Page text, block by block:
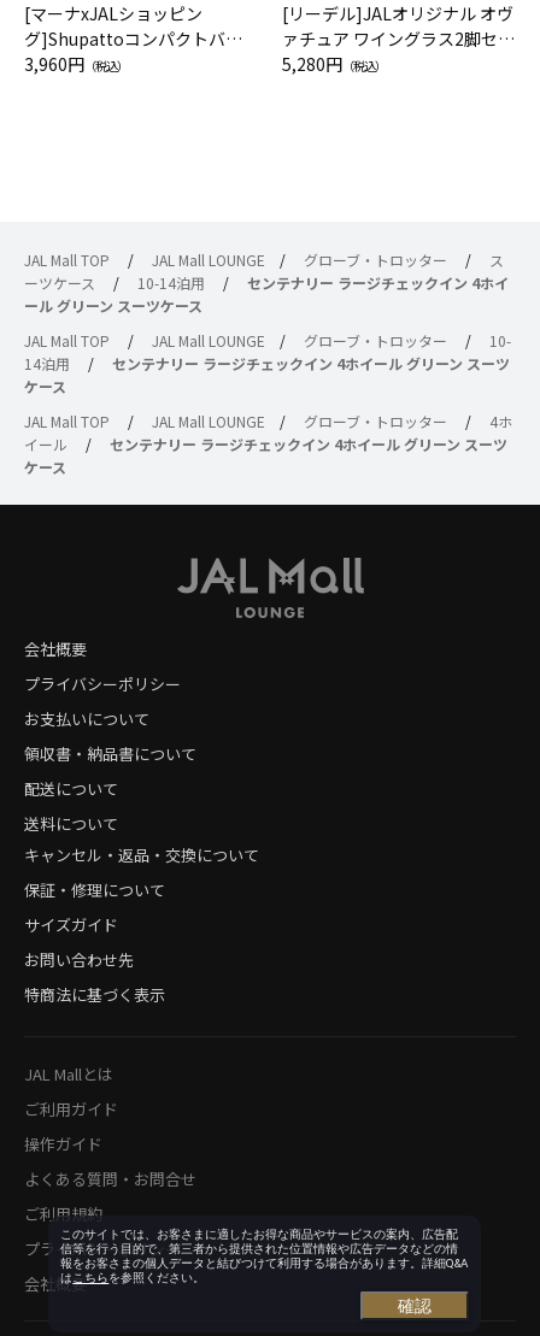
[マーナxJALショッピン
グ]Shupattoコンパクトバッ
グ Drop JAL客室乗務員（LC）
3,960円 （税込）
[リーデル]JALオリジナル オヴ
ァチュア ワイングラス2脚セッ
ト（レッドワイン）
5,280円 （税込）
JAL Mall TOP / JAL Mall LOUNGE / グローブ・トロッター /
ス
ーツケース
/ 10-14泊用 /
センテナリー ラージチェックイン 4ホイ
ール グリーン スーツケース
JAL Mall TOP
/ JAL Mall LOUNGE / グローブ・トロッター /
10-
14泊用
/
センテナリー ラージチェックイン 4ホイール グリーン スーツ
ケース
JAL Mall TOP
/ JAL Mall LOUNGE / グローブ・トロッター /
4ホ
イール
/
センテナリー ラージチェックイン 4ホイール グリーン スーツ
ケース
会社概要
プライバシーポリシー
お支払いについて
領収書・納品書について
配送について
送料について
キャンセル・返品・交換について
保証・修理について
サイズガイド
お問い合わせ先
特商法に基づく表示
JAL Mallとは
ご利用ガイド
操作ガイド
よくある質問・お問合せ
ご利用規約
プライバシーポリシー
会社概要
このサイトでは、お客さまに適したお得な商品やサービスの案内、広告配
信等を行う目的で、第三者から提供された位置情報や広告データなどの情
報をお客さまの個人データと結びつけて利用する場合があります。詳細Q&A
は こちらを参照ください。
確認